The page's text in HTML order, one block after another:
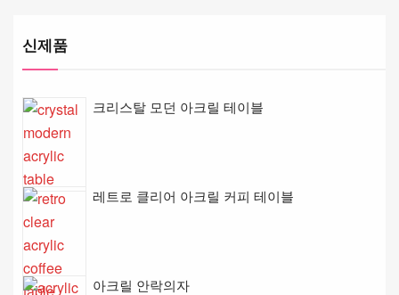
신제품
크리스탈 모던 아크릴 테이블
레트로 클리어 아크릴 커피 테이블
아크릴 안락의자